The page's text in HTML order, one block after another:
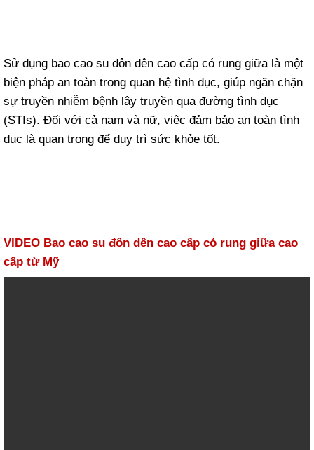
Sử dụng bao cao su đôn dên cao cấp có rung giữa là một
biện pháp an toàn trong quan hệ tình dục, giúp ngăn chặn
sự truyền nhiễm bệnh lây truyền qua đường tình dục
(STIs). Đối với cả nam và nữ, việc đảm bảo an toàn tình
dục là quan trọng để duy trì sức khỏe tốt.
VIDEO Bao cao su đôn dên cao cấp có rung giữa cao
cấp từ Mỹ